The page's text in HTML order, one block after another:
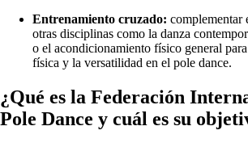
Entrenamiento cruzado: complementar
otras disciplinas como la danza
o el acondicionamiento físico general
física y la versatilidad en el pole dance.
¿Qué es la Federación
Pole Dance y cuál es su